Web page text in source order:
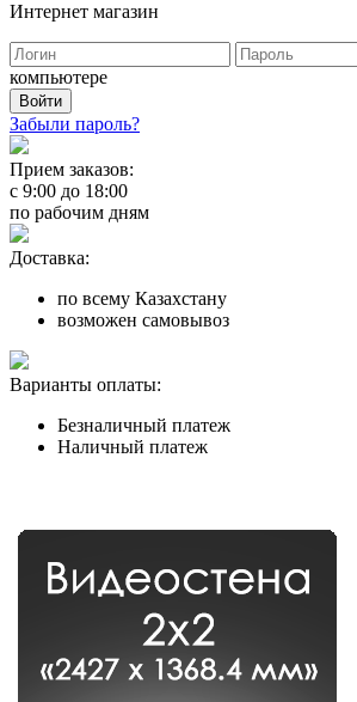
Интернет магазин
компьютере
Забыли пароль?
Прием заказов:
с 9:00 до 18:00
по рабочим дням
Доставка:
по всему Казахстану
возможен самовывоз
Варианты оплаты:
Безналичный платеж
Наличный платеж